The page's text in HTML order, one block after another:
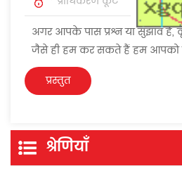
अगर आपके पास प्रश्न या सुझाव
जैसे ही हम कर सकते हैं हम आपको
श्रेणियाँ